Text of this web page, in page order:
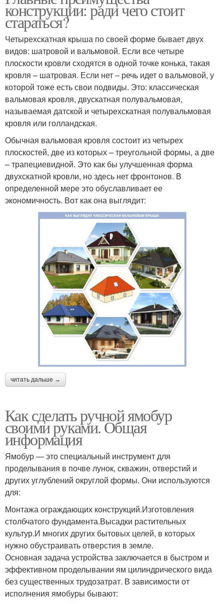
конструкции: ради чего стоит
стараться?
Четырехскатная крыша по своей форме бывает двух
видов: шатровой и вальмовой. Если все четыре
плоскости кровли сходятся в одной точке конька, такая
кровля – шатровая. Если нет – речь идет о вальмовой, у
которой тоже есть свои подвиды. Это: классическая
вальмовая кровля, двускатная полувальмовая,
называемая датской и четырехскатная полувальмовая
кровля или голландская.
Обычная вальмовая кровля состоит из четырех
плоскостей, две из которых – треугольной формы, а две
– трапециевидной. Это как бы улучшенная форма
двухскатной кровли, но здесь нет фронтонов. В
определенной мере это обуславливает ее
экономичность. Вот как она выглядит:
читать дальше →
Как сделать ручной ямобур
своими руками. Общая
информация
Ямобур — это специальный инструмент для
проделывания в почве лунок, скважин, отверстий и
других углублений округлой формы. Они используются
для:
Монтажа ограждающих конструкций.Изготовления
столбчатого фундамента.Высадки растительных
культур.И многих других бытовых целей, в которых
нужно обустраивать отверстия в земле.
Основная задача устройства заключается в быстром и
эффективном проделывании ям цилиндрического вида
без существенных трудозатрат. В зависимости от
исполнения ямобуры бывают: